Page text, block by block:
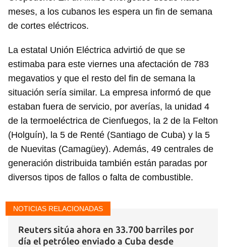
Guardar como favorito
iniciar sesión con tu cuenta de 14ymedio.
INICIAR SESIÓN CANCELAR
meses, a los cubanos les espera un fin de semana
de cortes eléctricos.
La estatal Unión Eléctrica advirtió de que se
estimaba para este viernes una afectación de 783
megavatios y que el resto del fin de semana la
situación sería similar. La empresa informó de que
estaban fuera de servicio, por averías, la unidad 4
de la termoeléctrica de Cienfuegos, la 2 de la Felton
(Holguín), la 5 de Renté (Santiago de Cuba) y la 5
de Nuevitas (Camagüey). Además, 49 centrales de
generación distribuida también están paradas por
diversos tipos de fallos o falta de combustible.
NOTICIAS RELACIONADAS
Reuters sitúa ahora en 33.700 barriles por
día el petróleo enviado a Cuba desde